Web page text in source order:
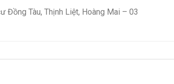
Đồng Tàu, Thịnh Liệt, Hoàng Mai – 03